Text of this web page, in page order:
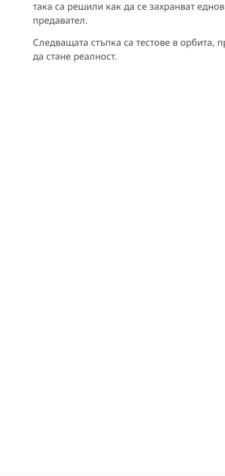
така са решили как да се захранват
предавател.
Следващата стъпка са тестове в орбита,
да стане реалност.